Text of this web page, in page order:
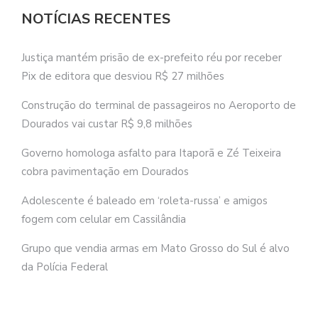
NOTÍCIAS RECENTES
Justiça mantém prisão de ex-prefeito réu por receber
Pix de editora que desviou R$ 27 milhões
Construção do terminal de passageiros no Aeroporto de
Dourados vai custar R$ 9,8 milhões
Governo homologa asfalto para Itaporã e Zé Teixeira
cobra pavimentação em Dourados
Adolescente é baleado em ‘roleta-russa’ e amigos
fogem com celular em Cassilândia
Grupo que vendia armas em Mato Grosso do Sul é alvo
da Polícia Federal